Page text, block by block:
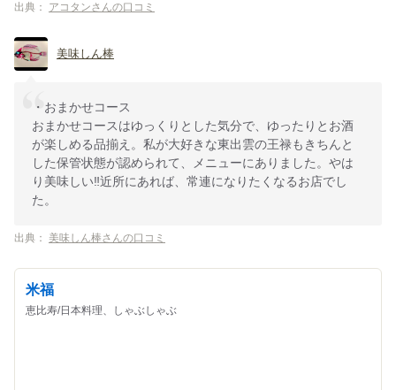
出典： アコタンさんの口コミ
美味しん棒
・おまかせコース
おまかせコースはゆっくりとした気分で、ゆったりとお酒
が楽しめる品揃え。私が大好きな東出雲の王禄もきちんと
した保管状態が認められて、メニューにありました。やは
り美味しい‼️近所にあれば、常連になりたくなるお店でし
た。
出典： 美味しん棒さんの口コミ
米福
恵比寿/日本料理、しゃぶしゃぶ